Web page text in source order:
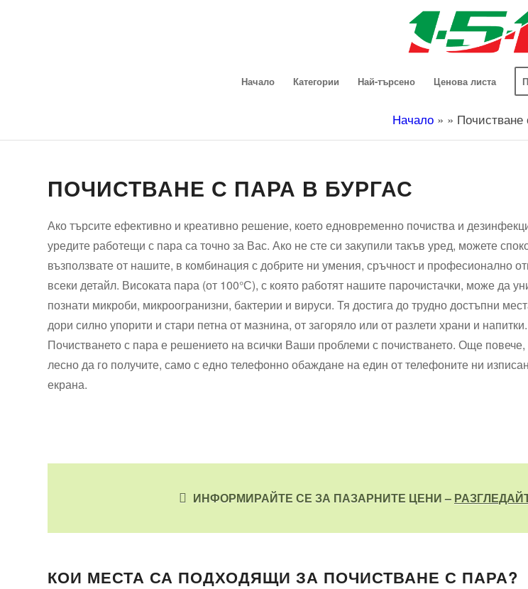
Начало Категории Най-търсено Ценова листа
Начало» » Почистване
ПОЧИСТВАНЕ С ПАРА В БУРГАС
Ако търсите ефективно и креативно решение, което едновременно почиства и
уредите работещи с пара са точно за Вас. Ако не сте си закупили такъв уред, можете
възползвате от нашите, в комбинация с добрите ни умения, сръчност и професионално
всеки детайл. Високата пара (от 100°С), с която работят нашите парочистачки, може да
познати микроби, микроогранизни, бактерии и вируси. Тя достига до трудно достъпни
дори силно упорити и стари петна от мазнина, от загоряло или от разлети храни и напитки.
Почистването с пара е решението на всички Ваши проблеми с почистването. Още
лесно да го получите, само с едно телефонно обаждане на един от телефоните ни
екрана.
ИНФОРМИРАЙТЕ СЕ ЗА ПАЗАРНИТЕ ЦЕНИ –
КОИ МЕСТА СА ПОДХОДЯЩИ ЗА ПОЧИСТВАНЕ С ПАРА?